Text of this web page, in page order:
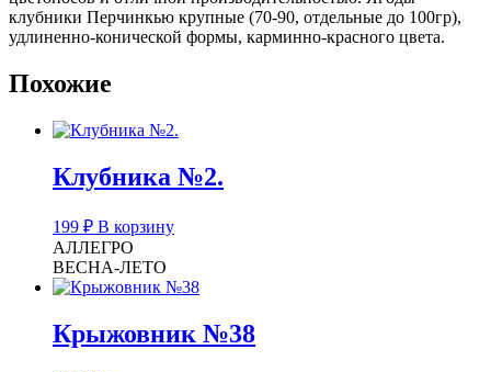
клубники Перчинкью крупные (70-90, отдельные до 100гр),
удлиненно-конической формы, карминно-красного цвета.
Похожие
Клубника №2.
199 ₽ В корзину
АЛЛЕГРО
ВЕСНА-ЛЕТО
Крыжовник №38